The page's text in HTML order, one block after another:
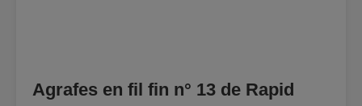
Agrafes en fil fin n° 13 de Rapid